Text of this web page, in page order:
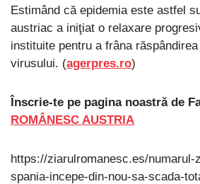
Estimând că epidemia este astfel
austriac a iniţiat o relaxare
instituite pentru a frâna răspândirea
virusului. (agerpres.ro)
Înscrie-te pe pagina noastră de
ROMÂNESC AUSTRIA
https://ziarulromanesc.es/numarul-
spania-incepe-din-nou-sa-scada-